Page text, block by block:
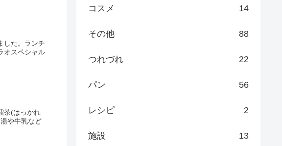
した。ランチ
オスペシャル
茶(はっかれ
や牛乳など
コスメ 14
その他 88
つれづれ 22
パン 56
レシピ 2
施設 13